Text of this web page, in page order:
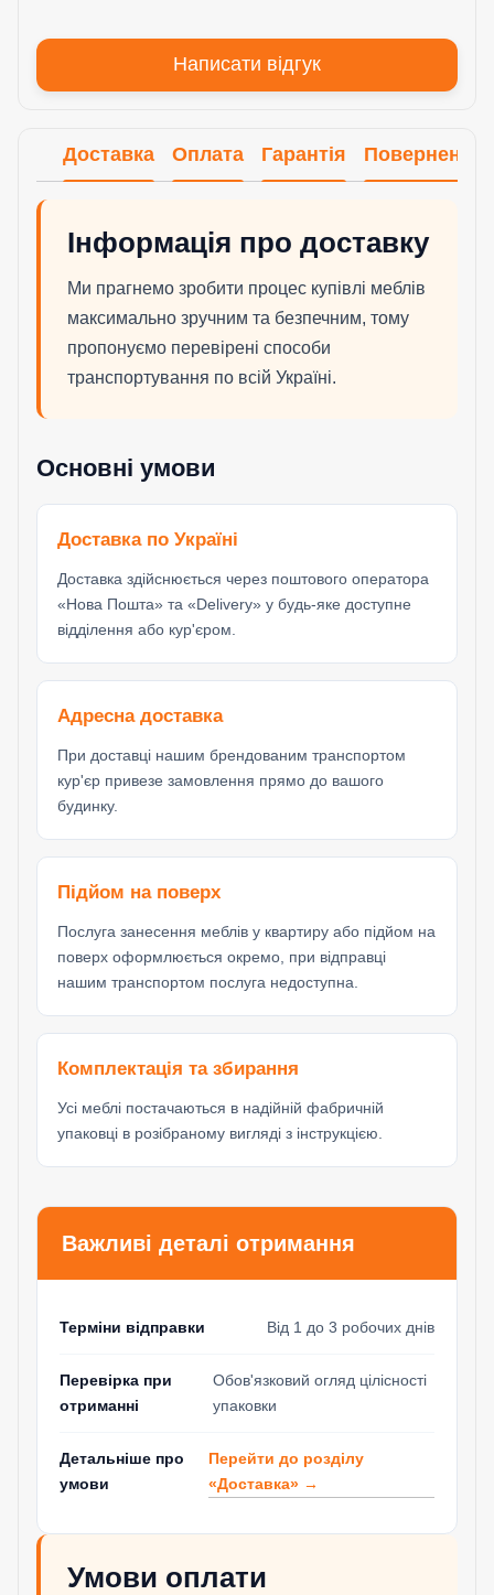
Написати відгук
Доставка Оплата Гарантія Повернення
Інформація про доставку
Ми прагнемо зробити процес купівлі меблів
максимально зручним та безпечним, тому
пропонуємо перевірені способи
транспортування по всій Україні.
Основні умови
Доставка по Україні
Доставка здійснюється через поштового оператора
«Нова Пошта» та «Delivery» у будь-яке доступне
відділення або кур'єром.
Адресна доставка
При доставці нашим брендованим транспортом
кур'єр привезе замовлення прямо до вашого
будинку.
Підйом на поверх
Послуга занесення меблів у квартиру або підйом на
поверх оформлюється окремо, при відправці
нашим транспортом послуга недоступна.
Комплектація та збирання
Усі меблі постачаються в надійній фабричній
упаковці в розібраному вигляді з інструкцією.
Важливі деталі отримання
Терміни відправки Від 1 до 3 робочих днів
Перевірка при
отриманні
Обов'язковий огляд цілісності
упаковки
Детальніше про
умови
Перейти до розділу
«Доставка» →
Умови оплати